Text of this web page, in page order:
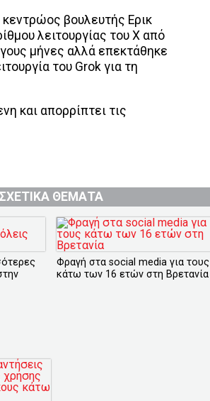
βουλευτής Ερικ
λειτουργίας του Χ από
μήνες αλλά επεκτάθηκε
του Grok για τη
και απορρίπτει τις
ΣΧΕΤΙΚΑ ΘΕΜΑΤΑ
Φραγή στα social media για τους
κάτω των 16 ετών στη Βρετανία